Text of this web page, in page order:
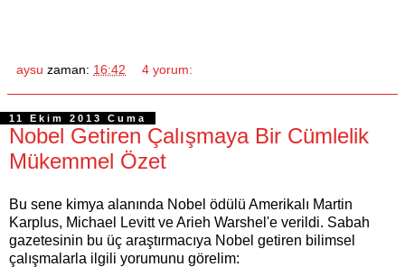
aysu zaman: 16:42 4 yorum:
11 Ekim 2013 Cuma
Nobel Getiren Çalışmaya Bir Cümlelik
Mükemmel Özet
Bu sene kimya alanında Nobel ödülü Amerikalı Martin
Karplus, Michael Levitt ve Arieh Warshel'e verildi. Sabah
gazetesinin bu üç araştırmacıya Nobel getiren bilimsel
çalışmalarla ilgili yorumunu görelim: